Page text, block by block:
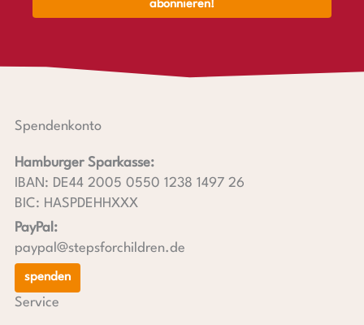
Spendenkonto
Hamburger Sparkasse:
IBAN: DE44 2005 0550 1238 1497 26
BIC: HASPDEHHXXX
PayPal:
paypal@stepsforchildren.de
spenden
Service